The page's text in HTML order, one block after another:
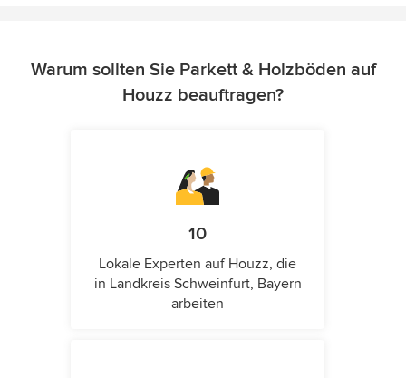
Warum sollten Sie Parkett & Holzböden auf
Houzz beauftragen?
10
Lokale Experten auf Houzz, die
in Landkreis Schweinfurt, Bayern
arbeiten